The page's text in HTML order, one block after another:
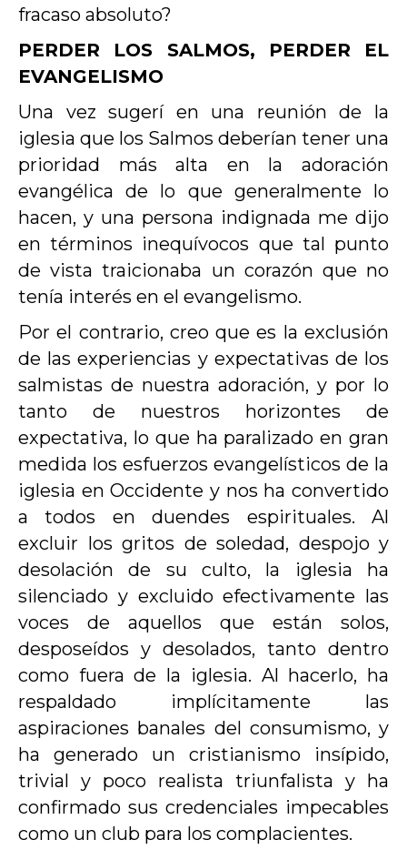
fracaso absoluto?
PERDER LOS SALMOS, PERDER EL
EVANGELISMO
Una vez sugerí en una reunión de la
iglesia que los Salmos deberían tener una
prioridad más alta en la adoración
evangélica de lo que generalmente lo
hacen, y una persona indignada me dijo
en términos inequívocos que tal punto
de vista traicionaba un corazón que no
tenía interés en el evangelismo.
Por el contrario, creo que es la exclusión
de las experiencias y expectativas de los
salmistas de nuestra adoración, y por lo
tanto de nuestros horizontes de
expectativa, lo que ha paralizado en gran
medida los esfuerzos evangelísticos de la
iglesia en Occidente y nos ha convertido
a todos en duendes espirituales. Al
excluir los gritos de soledad, despojo y
desolación de su culto, la iglesia ha
silenciado y excluido efectivamente las
voces de aquellos que están solos,
desposeídos y desolados, tanto dentro
como fuera de la iglesia. Al hacerlo, ha
respaldado implícitamente las
aspiraciones banales del consumismo, y
ha generado un cristianismo insípido,
trivial y poco realista triunfalista y ha
confirmado sus credenciales impecables
como un club para los complacientes.